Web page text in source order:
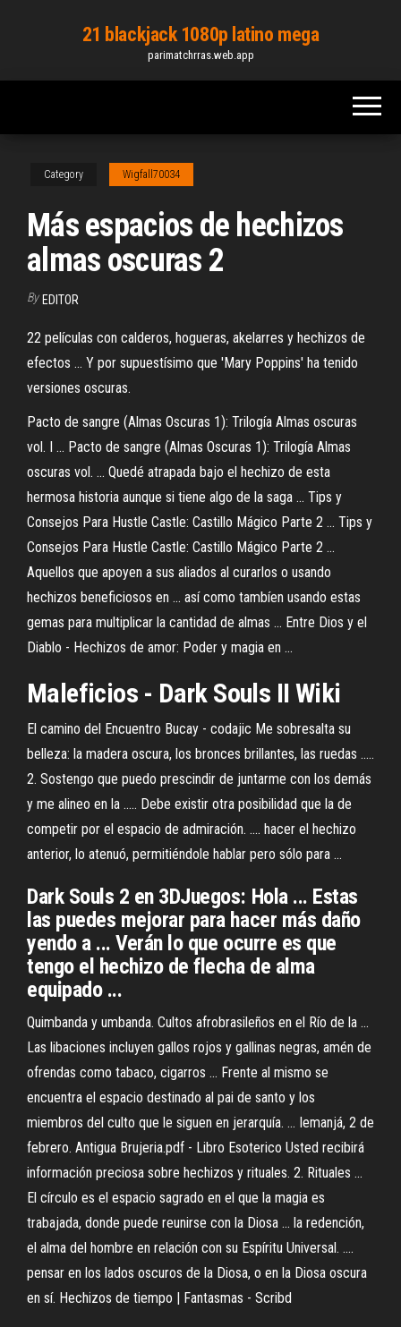
content
21 blackjack 1080p latino mega
parimatchrras.web.app
Category Wigfall70034
Más espacios de hechizos
almas oscuras 2
By EDITOR
22 películas con calderos, hogueras, akelarres y hechizos de
efectos ... Y por supuestísimo que 'Mary Poppins' ha tenido
versiones oscuras.
Pacto de sangre (Almas Oscuras 1): Trilogía Almas oscuras
vol. I ... Pacto de sangre (Almas Oscuras 1): Trilogía Almas
oscuras vol. ... Quedé atrapada bajo el hechizo de esta
hermosa historia aunque si tiene algo de la saga ... Tips y
Consejos Para Hustle Castle: Castillo Mágico Parte 2 ... Tips y
Consejos Para Hustle Castle: Castillo Mágico Parte 2 ...
Aquellos que apoyen a sus aliados al curarlos o usando
hechizos beneficiosos en ... así como tambíen usando estas
gemas para multiplicar la cantidad de almas ... Entre Dios y el
Diablo - Hechizos de amor: Poder y magia en ...
Maleficios - Dark Souls II Wiki
El camino del Encuentro Bucay - codajic Me sobresalta su
belleza: la madera oscura, los bronces brillantes, las ruedas .....
2. Sostengo que puedo prescindir de juntarme con los demás
y me alineo en la ..... Debe existir otra posibilidad que la de
competir por el espacio de admiración. .... hacer el hechizo
anterior, lo atenuó, permitiéndole hablar pero sólo para ...
Dark Souls 2 en 3DJuegos: Hola ... Estas
las puedes mejorar para hacer más daño
yendo a ... Verán lo que ocurre es que
tengo el hechizo de flecha de alma
equipado ...
Quimbanda y umbanda. Cultos afrobrasileños en el Río de la ...
Las libaciones incluyen gallos rojos y gallinas negras, amén de
ofrendas como tabaco, cigarros ... Frente al mismo se
encuentra el espacio destinado al pai de santo y los
miembros del culto que le siguen en jerarquía. ... Iemanjá, 2 de
febrero. Antigua Brujeria.pdf - Libro Esoterico Usted recibirá
información preciosa sobre hechizos y rituales. 2. Rituales ...
El círculo es el espacio sagrado en el que la magia es
trabajada, donde puede reunirse con la Diosa ... la redención,
el alma del hombre en relación con su Espíritu Universal. ....
pensar en los lados oscuros de la Diosa, o en la Diosa oscura
en sí. Hechizos de tiempo | Fantasmas - Scribd